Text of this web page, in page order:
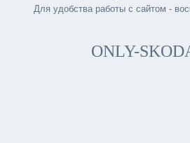
Для удобства работы с сайтом -
ONLY-